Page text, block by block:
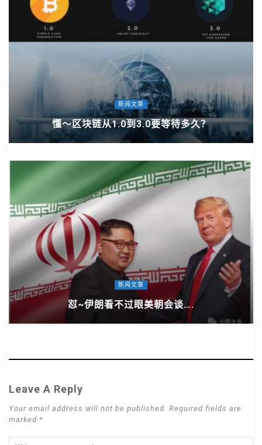
新闻文章
懂～区块链从1.0到3.0要等待多久？
新闻文章
怼~伊朗看不过眼美朝会谈….
Leave A Reply
Your email address will not be published. Required fields are
marked *